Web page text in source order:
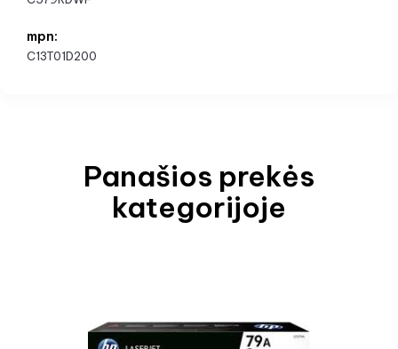
mpn:
C13T01D200
Panašios prekės
kategorijoje